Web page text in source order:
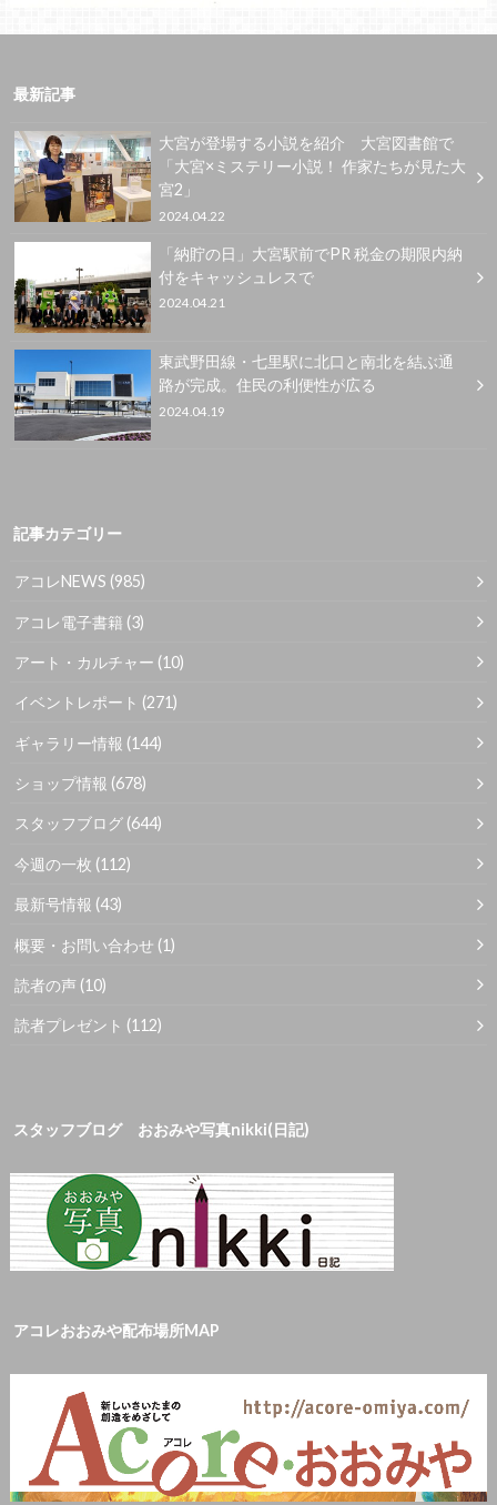
最新記事
大宮が登場する小説を紹介 大宮図書館で
「大宮×ミステリー小説！ 作家たちが見た大
宮2」
2024.04.22
「納貯の日」大宮駅前でPR 税金の期限内納
付をキャッシュレスで
2024.04.21
東武野田線・七里駅に北口と南北を結ぶ通
路が完成。住民の利便性が広る
2024.04.19
記事カテゴリー
アコレNEWS (985)
アコレ電子書籍 (3)
アート・カルチャー (10)
イベントレポート (271)
ギャラリー情報 (144)
ショップ情報 (678)
スタッフブログ (644)
今週の一枚 (112)
最新号情報 (43)
概要・お問い合わせ (1)
読者の声 (10)
読者プレゼント (112)
スタッフブログ おおみや写真nikki(日記)
アコレおおみや配布場所MAP